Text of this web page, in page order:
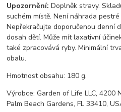
Upozornění:Doplněk stravy.
suchém místě. Není náhrada
Nepřekračujte doporučenou denní
dosah dětí. Může mít laxativní
také zpracovává ryby. Minimální
obalu.
Hmotnost obsahu: 180 g.
Výrobce: Garden of Life LLC, 4200
Palm Beach Gardens, FL 33410,